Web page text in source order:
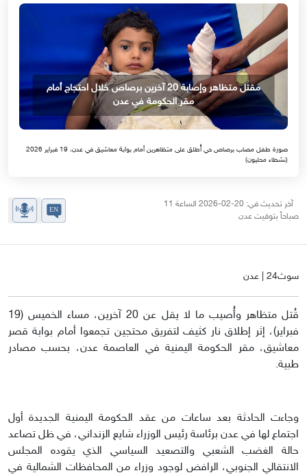
مقتل متظاهر وإصابة 20 آخرين برصاص خلال احتجاج أمام
مقر الحكومة في عدن
صورة طفل مصاب برصاص حي أُطلق على متظاهرين أمام بوابة معاشيق في عدن، 19 فبراير 2026
(نشطاء محليون)
آخر تحديث في: 20-02-2026 الساعة 11
صباحاً بتوقيت عدن
سوث24 | عدن
قُتل متظاهر وأُصيب ما لا يقل عن 20 آخرين، مساء الخميس (19
فبراير)، إثر إطلاق نار كثيف لتفريق محتجين تجمعوا أمام بوابة قصر
معاشيق، مقر الحكومة اليمنية في العاصمة عدن، بحسب مصادر
طبية.
وجاءت الحادثة بعد ساعات من عقد الحكومة اليمنية الجديدة أول
اجتماع لها في عدن برئاسة رئيس الوزراء شايع الزنداني، في ظل تصاعد
حالة الغضب الشعبي والتصعيد السياسي الذي يقوده المجلس
الانتقالي الجنوبي، الرافض لوجود وزراء من المحافظات الشمالية في